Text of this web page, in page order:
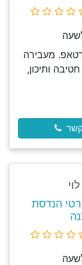
מעבירה
ותיכון,
הנדסת